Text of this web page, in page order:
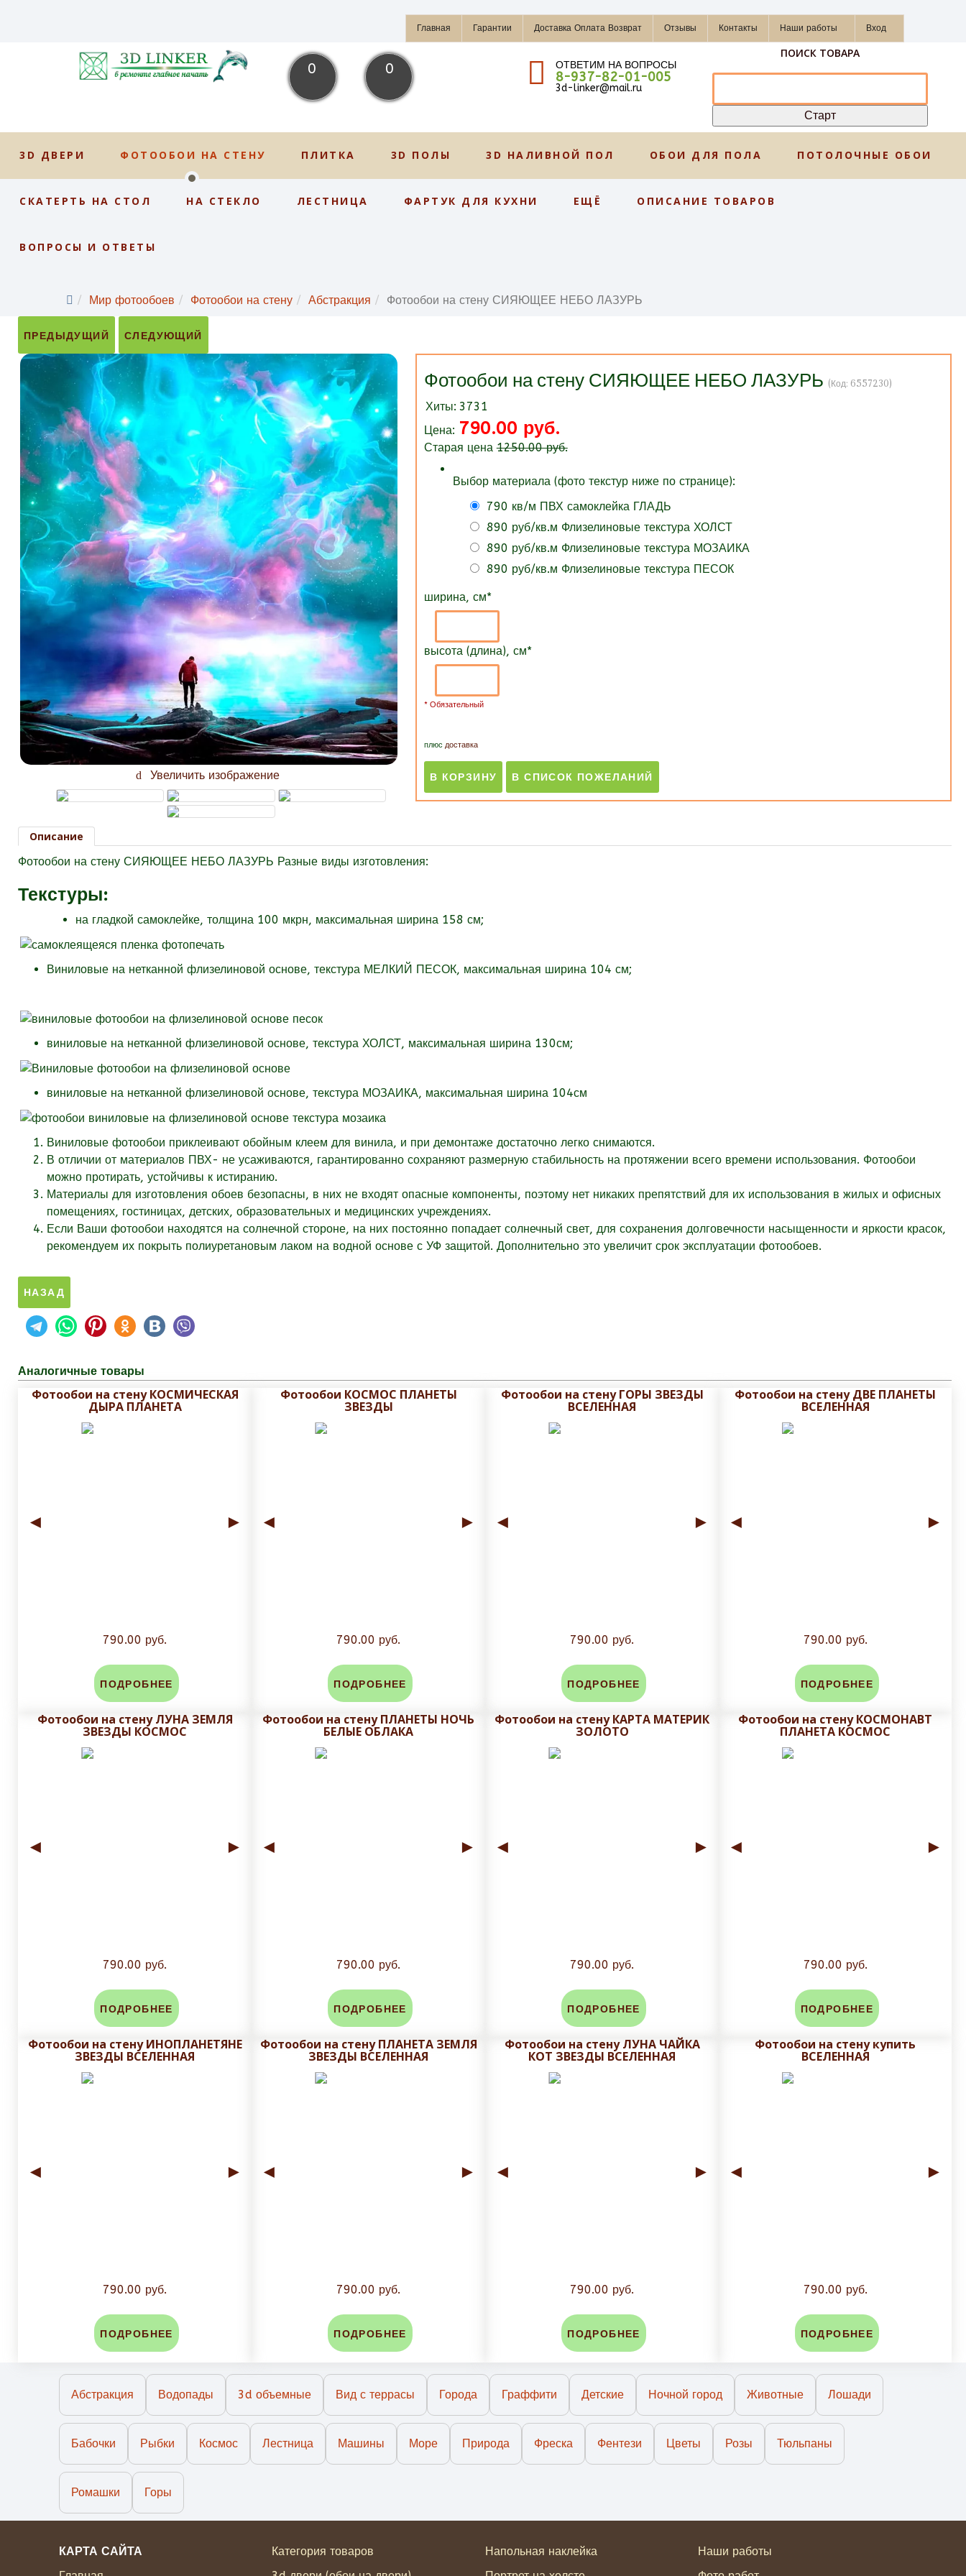
Главная Гарантии Доставка Оплата Возврат Отзывы Контакты Наши работы Вход
0 0 ОТВЕТИМ НА ВОПРОСЫ
8-937-82-01-005
3d-linker@mail.ru
ПОИСК ТОВАРА
3D ДВЕРИ ФОТООБОИ НА СТЕНУ ПЛИТКА 3D ПОЛЫ 3D НАЛИВНОЙ ПОЛ ОБОИ ДЛЯ ПОЛА ПОТОЛОЧНЫЕ ОБОИ
СКАТЕРТЬ НА СТОЛ НА СТЕКЛО ЛЕСТНИЦА ФАРТУК ДЛЯ КУХНИ ЕЩЁ ОПИСАНИЕ ТОВАРОВ
ВОПРОСЫ И ОТВЕТЫ
Мир фотообоев Фотообои на стену Абстракция Фотообои на стену СИЯЮЩЕЕ НЕБО ЛАЗУРЬ
ПРЕДЫДУЩИЙ СЛЕДУЮЩИЙ
Увеличить изображение
Фотообои на стену СИЯЮЩЕЕ НЕБО ЛАЗУРЬ (Код: 6557230)
Хиты: 3731
Цена: 790.00 руб.
Старая цена1250.00 руб.
Выбор материала (фото текстур ниже по странице):
790 кв/м ПВХ самоклейка ГЛАДЬ
890 руб/кв.м Флизелиновые текстура ХОЛСТ
890 руб/кв.м Флизелиновые текстура МОЗАИКА
890 руб/кв.м Флизелиновые текстура ПЕСОК
ширина, см*
высота (длина), см*
* Обязательный
плюс доставка
Описание
Фотообои на стену СИЯЮЩЕЕ НЕБО ЛАЗУРЬ Разные виды изготовления:
Текстуры:
на гладкой самоклейке, толщина 100 мкрн, максимальная ширина 158 см;
Виниловые на нетканной флизелиновой основе, текстура МЕЛКИЙ ПЕСОК, максимальная ширина 104 см;
виниловые на нетканной флизелиновой основе, текстура ХОЛСТ, максимальная ширина 130см;
виниловые на нетканной флизелиновой основе, текстура МОЗАИКА, максимальная ширина 104см
Виниловые фотообои приклеивают обойным клеем для винила, и при демонтаже достаточно легко снимаются.
В отличии от материалов ПВХ- не усаживаются, гарантированно сохраняют размерную стабильность на протяжении всего времени использования. Фотообои
можно протирать, устойчивы к истиранию.
Материалы для изготовления обоев безопасны, в них не входят опасные компоненты, поэтому нет никаких препятствий для их использования в жилых и офисных
помещениях, гостиницах, детских, образовательных и медицинских учреждениях.
Если Ваши фотообои находятся на солнечной стороне, на них постоянно попадает солнечный свет, для сохранения долговечности насыщенности и яркости красок,
рекомендуем их покрыть полиуретановым лаком на водной основе с УФ защитой. Дополнительно это увеличит срок эксплуатации фотообоев.
Аналогичные товары
Фотообои на стену КОСМИЧЕСКАЯ
ДЫРА ПЛАНЕТА
◄ ►
790.00 руб.
ПОДРОБНЕЕ
Фотообои КОСМОС ПЛАНЕТЫ
ЗВЕЗДЫ
◄ ►
790.00 руб.
ПОДРОБНЕЕ
Фотообои на стену ГОРЫ ЗВЕЗДЫ
ВСЕЛЕННАЯ
◄ ►
790.00 руб.
ПОДРОБНЕЕ
Фотообои на стену ДВЕ ПЛАНЕТЫ
ВСЕЛЕННАЯ
◄ ►
790.00 руб.
ПОДРОБНЕЕ
Фотообои на стену ЛУНА ЗЕМЛЯ
ЗВЕЗДЫ КОСМОС
◄ ►
790.00 руб.
ПОДРОБНЕЕ
Фотообои на стену ПЛАНЕТЫ НОЧЬ
БЕЛЫЕ ОБЛАКА
◄ ►
790.00 руб.
ПОДРОБНЕЕ
Фотообои на стену КАРТА МАТЕРИК
ЗОЛОТО
◄ ►
790.00 руб.
ПОДРОБНЕЕ
Фотообои на стену КОСМОНАВТ
ПЛАНЕТА КОСМОС
◄ ►
790.00 руб.
ПОДРОБНЕЕ
Фотообои на стену ИНОПЛАНЕТЯНЕ
ЗВЕЗДЫ ВСЕЛЕННАЯ
◄ ►
790.00 руб.
ПОДРОБНЕЕ
Фотообои на стену ПЛАНЕТА ЗЕМЛЯ
ЗВЕЗДЫ ВСЕЛЕННАЯ
◄ ►
790.00 руб.
ПОДРОБНЕЕ
Фотообои на стену ЛУНА ЧАЙКА
КОТ ЗВЕЗДЫ ВСЕЛЕННАЯ
◄ ►
790.00 руб.
ПОДРОБНЕЕ
Фотообои на стену купить
ВСЕЛЕННАЯ
◄ ►
790.00 руб.
ПОДРОБНЕЕ
Абстракция Водопады 3d объемные Вид с террасы Города Граффити Детские Ночной город Животные Лошади
Бабочки Рыбки Космос Лестница Машины Море Природа Фреска Фентези Цветы Розы Тюльпаны
Ромашки Горы
КАРТА САЙТА
Категория товаров
Напольная наклейка
Наши работы